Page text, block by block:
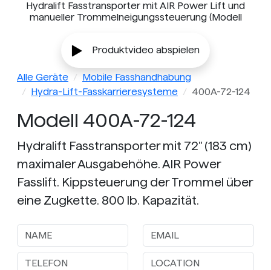
Hydralift Fasstransporter mit AIR Power Lift und
manueller Trommelneigungssteuerung (Modell
Produktvideo abspielen
Alle Geräte
Mobile Fasshandhabung
Hydra-Lift-Fasskarrieresysteme
400A-72-124
Modell 400A-72-124
Hydralift Fasstransporter mit 72" (183 cm)
maximaler Ausgabehöhe. AIR Power
Fasslift. Kippsteuerung der Trommel über
eine Zugkette. 800 lb. Kapazität.